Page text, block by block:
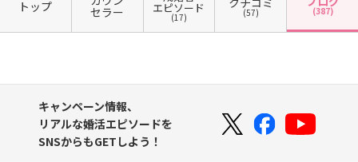
トップ セラー エピソード
(17) (57) (387)
キャンペーン情報、
リアルな婚活エピソードを
SNSからもGETしよう！